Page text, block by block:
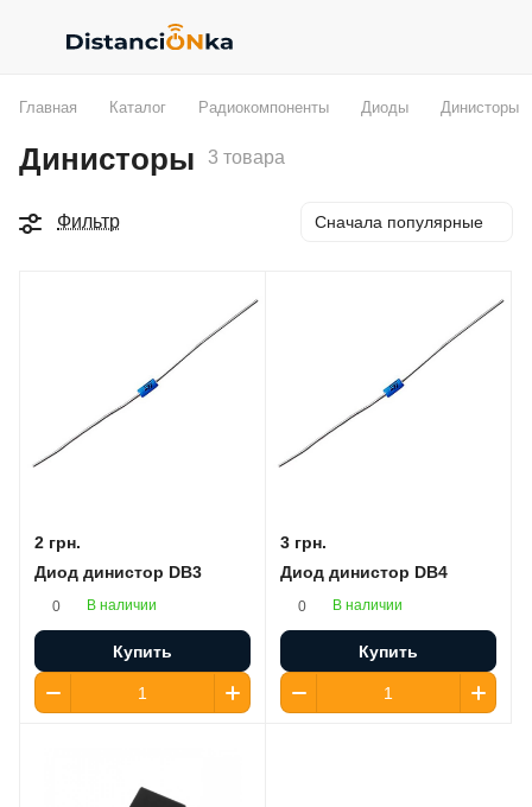
Главная Каталог Радиокомпоненты Диоды Динисторы
Динисторы 3 товара
Фильтр Сначала популярные
2 грн.
Диод динистор DB3
0 В наличии
Купить
3 грн.
Диод динистор DB4
0 В наличии
Купить